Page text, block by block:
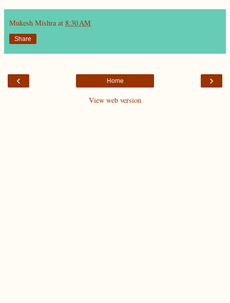
Mukesh Mishra at 8:30 AM
Share
‹ ›
Home
View web version